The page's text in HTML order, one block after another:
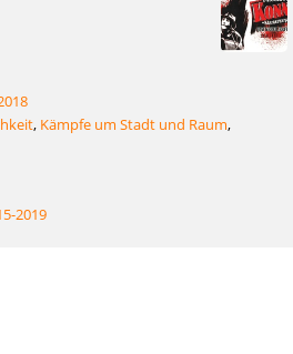
, Kämpfe um Stadt und Raum,
2019